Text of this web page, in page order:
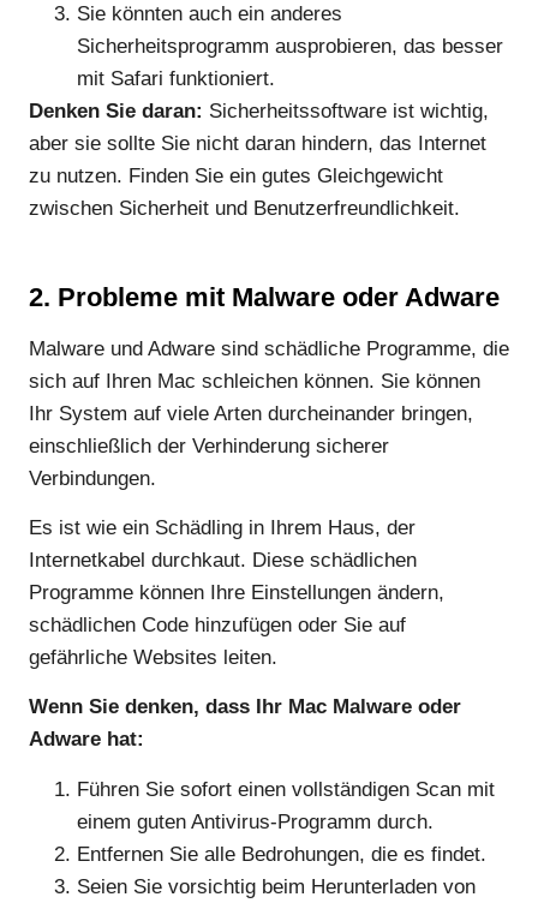
Sie könnten auch ein anderes
Sicherheitsprogramm ausprobieren, das besser
mit Safari funktioniert.
Denken Sie daran: Sicherheitssoftware ist wichtig,
aber sie sollte Sie nicht daran hindern, das Internet
zu nutzen. Finden Sie ein gutes Gleichgewicht
zwischen Sicherheit und Benutzerfreundlichkeit.
2. Probleme mit Malware oder Adware
Malware und Adware sind schädliche Programme, die
sich auf Ihren Mac schleichen können. Sie können
Ihr System auf viele Arten durcheinander bringen,
einschließlich der Verhinderung sicherer
Verbindungen.
Es ist wie ein Schädling in Ihrem Haus, der
Internetkabel durchkaut. Diese schädlichen
Programme können Ihre Einstellungen ändern,
schädlichen Code hinzufügen oder Sie auf
gefährliche Websites leiten.
Wenn Sie denken, dass Ihr Mac Malware oder
Adware hat:
Führen Sie sofort einen vollständigen Scan mit
einem guten Antivirus-Programm durch.
Entfernen Sie alle Bedrohungen, die es findet.
Seien Sie vorsichtig beim Herunterladen von